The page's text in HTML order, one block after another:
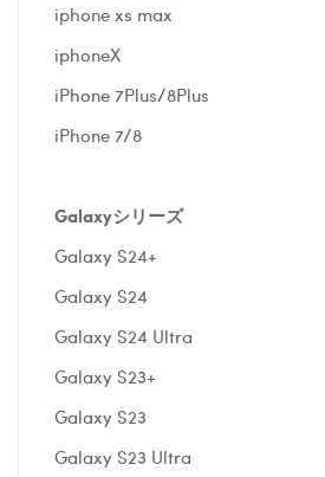
iphone xs max
iphoneX
iPhone 7Plus/8Plus
iPhone 7/8
Galaxyシリーズ
Galaxy S24+
Galaxy S24
Galaxy S24 Ultra
Galaxy S23+
Galaxy S23
Galaxy S23 Ultra